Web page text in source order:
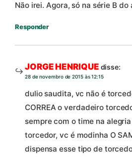
Não irei. Agora, só na série B do
Responder
JORGE HENRIQUE disse:
28 de novembro de 2015 às 12:15
dulio saudita, vc não é
CORREA o verdadeiro
sempre com o time na
torcedor, vc é modinha O
dispensa esse tipo de